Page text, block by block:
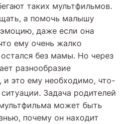
таких мультфильмов.
а помочь малышу
даже если она
ему очень жалко
без мамы. Но через
разнообразие
и это ему необходимо, что-
Задача родителей
может быть
почему он находит